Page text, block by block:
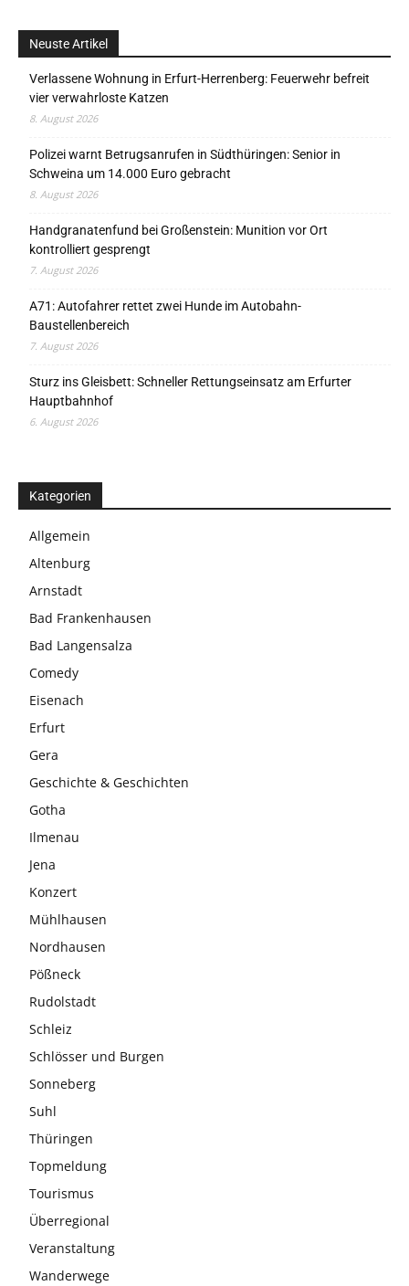
Neuste Artikel
Verlassene Wohnung in Erfurt-Herrenberg: Feuerwehr befreit
vier verwahrloste Katzen
8. August 2026
Polizei warnt Betrugsanrufen in Südthüringen: Senior in
Schweina um 14.000 Euro gebracht
8. August 2026
Handgranatenfund bei Großenstein: Munition vor Ort
kontrolliert gesprengt
7. August 2026
A71: Autofahrer rettet zwei Hunde im Autobahn-
Baustellenbereich
7. August 2026
Sturz ins Gleisbett: Schneller Rettungseinsatz am Erfurter
Hauptbahnhof
6. August 2026
Kategorien
Allgemein
Altenburg
Arnstadt
Bad Frankenhausen
Bad Langensalza
Comedy
Eisenach
Erfurt
Gera
Geschichte & Geschichten
Gotha
Ilmenau
Jena
Konzert
Mühlhausen
Nordhausen
Pößneck
Rudolstadt
Schleiz
Schlösser und Burgen
Sonneberg
Suhl
Thüringen
Topmeldung
Tourismus
Überregional
Veranstaltung
Wanderwege